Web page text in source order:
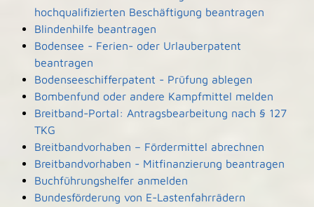
hochqualifizierten Beschäftigung beantragen
Blindenhilfe beantragen
Bodensee - Ferien- oder Urlauberpatent
beantragen
Bodenseeschifferpatent - Prüfung ablegen
Bombenfund oder andere Kampfmittel melden
Breitband-Portal: Antragsbearbeitung nach § 127
TKG
Breitbandvorhaben – Fördermittel abrechnen
Breitbandvorhaben - Mitfinanzierung beantragen
Buchführungshelfer anmelden
Bundesförderung von E-Lastenfahrrädern